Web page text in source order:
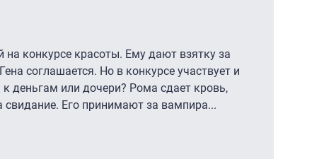
на конкурсе красоты. Ему дают взятку за
соглашается. Но в конкурсе участвует и
деньгам или дочери? Рома сдает кровь,
свидание. Его принимают за вампира...